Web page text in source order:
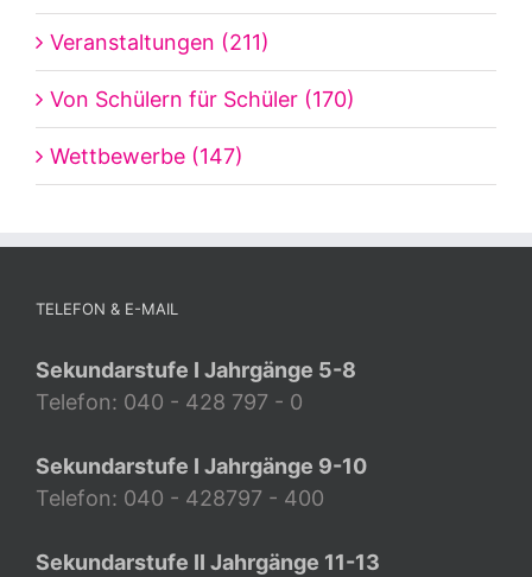
Veranstaltungen (211)
Von Schülern für Schüler (170)
Wettbewerbe (147)
TELEFON & E-MAIL
Sekundarstufe I Jahrgänge 5-8
Telefon: 040 - 428 797 - 0
Sekundarstufe I Jahrgänge 9-10
Telefon: 040 - 428797 - 400
Sekundarstufe II Jahrgänge 11-13